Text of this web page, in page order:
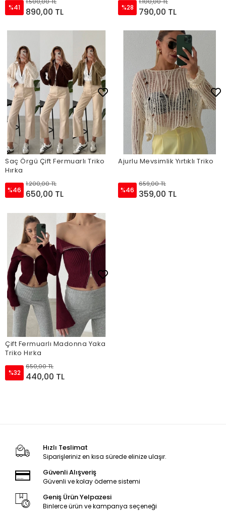
%41 890,00 TL %28 790,00 TL
Saç Örgü Çift Fermuarlı Triko
Hırka
%46
1.200,00 TL
650,00 TL
Ajurlu Mevsimlik Yırtıklı Triko
%46
659,00 TL
359,00 TL
Çift Fermuarlı Madonna Yaka
Triko Hırka
%32
650,00 TL
440,00 TL
Hızlı Teslimat
Siparişleriniz en kısa sürede elinize ulaşır.
Güvenli Alışveriş
Güvenli ve kolay ödeme sistemi
Geniş Ürün Yelpazesi
Binlerce ürün ve kampanya seçeneği